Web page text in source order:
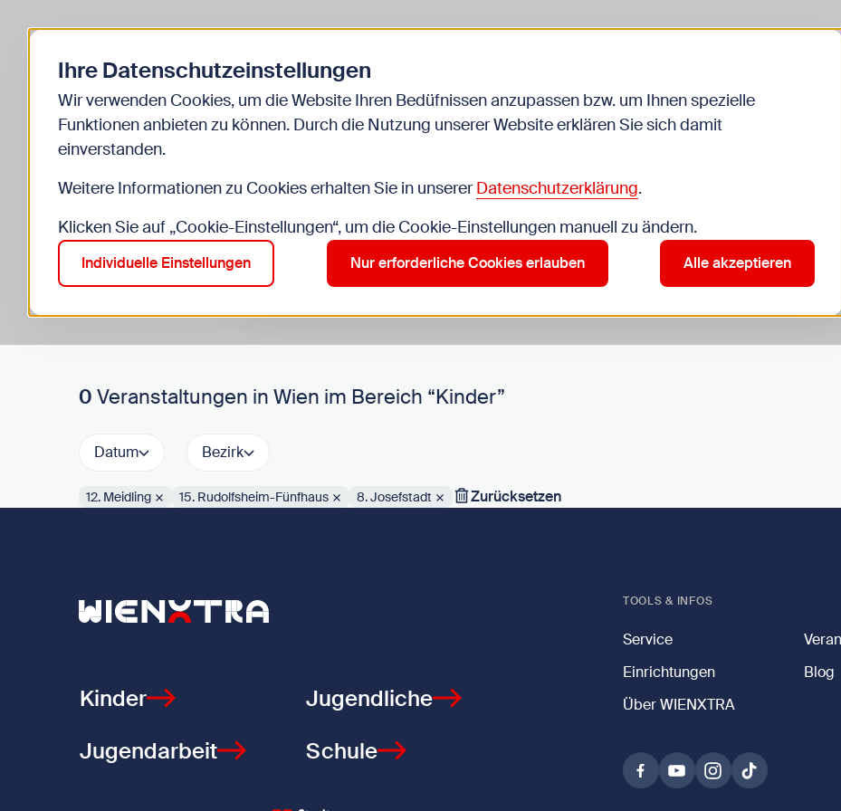
Start Kinder Veranstaltungen
Veranstaltungen
Suche im Bereich “Kinder”
Suchen
0 Veranstaltungen in Wien im Bereich “Kinder”
Datum Bezirk
Aktive Filter:
12. Meidling 15. Rudolfsheim-Fünfhaus 8. Josefstadt Zurücksetzen
Zurück zur Startseite
Kinder
Jugendliche
Jugendarbeit
Schule
TOOLS & INFOS
Service
Einrichtungen
Blog
Über WIENXTRA
Ihre Datenschutzeinstellungen
Wir verwenden Cookies, um die Website Ihren Bedüfnissen anzupassen bzw. um Ihnen spezielle
Funktionen anbieten zu können. Durch die Nutzung unserer Website erklären Sie sich damit
einverstanden.
Weitere Informationen zu Cookies erhalten Sie in unsererDatenschutzerklärung.
Klicken Sie auf „Cookie-Einstellungen“, um die Cookie-Einstellungen manuell zu ändern.
Individuelle Einstellungen Nur erforderliche Cookies erlauben Alle akzeptieren